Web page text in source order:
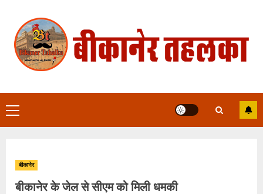
content
Primary
Menu
बीकानेर
बीकानेर के जेल से सीएम को मिली धमकी